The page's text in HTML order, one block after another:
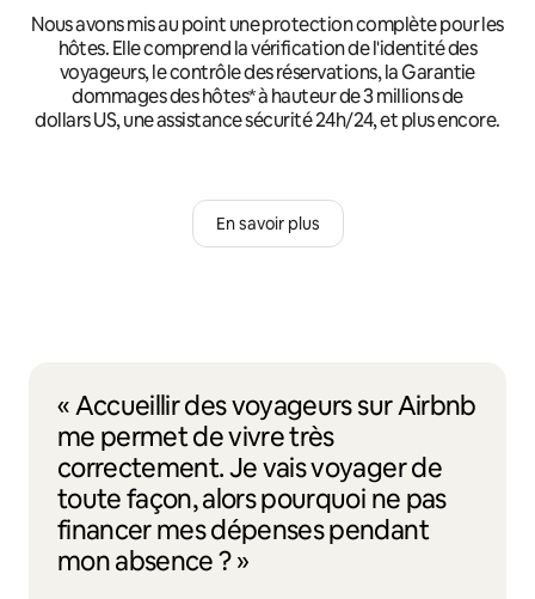
Nous avons mis au point une protection complète pour les
hôtes. Elle comprend la vérification de l'identité des
voyageurs, le contrôle des réservations, la Garantie
dommages des hôtes* à hauteur de 3 millions de
dollars US, une assistance sécurité 24h/24, et plus encore.
En savoir plus
« Accueillir des voyageurs sur Airbnb
me permet de vivre très
correctement. Je vais voyager de
toute façon, alors pourquoi ne pas
financer mes dépenses pendant
mon absence ? »